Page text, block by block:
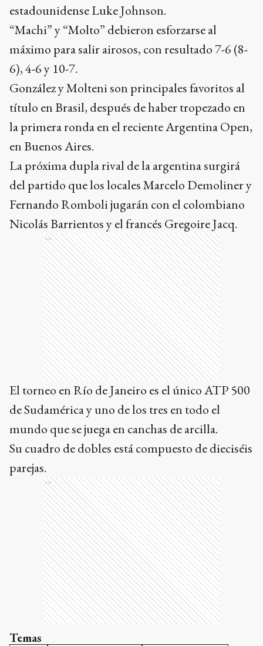
estadounidense Luke Johnson.
“Machi” y “Molto” debieron esforzarse al
máximo para salir airosos, con resultado 7-6 (8-
6), 4-6 y 10-7.
González y Molteni son principales favoritos al
título en Brasil, después de haber tropezado en
la primera ronda en el reciente Argentina Open,
en Buenos Aires.
La próxima dupla rival de la argentina surgirá
del partido que los locales Marcelo Demoliner y
Fernando Romboli jugarán con el colombiano
Nicolás Barrientos y el francés Gregoire Jacq.
Ads
El torneo en Río de Janeiro es el único ATP 500
de Sudamérica y uno de los tres en todo el
mundo que se juega en canchas de arcilla.
Su cuadro de dobles está compuesto de dieciséis
parejas.
Ads
Temas